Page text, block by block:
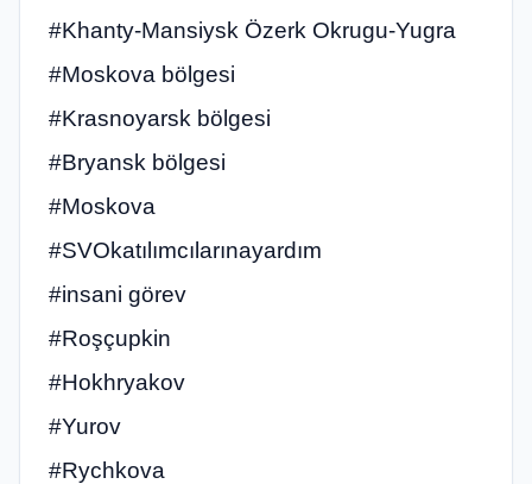
#Khanty-Mansiysk Özerk Okrugu-Yugra
#Moskova bölgesi
#Krasnoyarsk bölgesi
#Bryansk bölgesi
#Moskova
#SVOkatılımcılarınayardım
#insani görev
#Roşçupkin
#Hokhryakov
#Yurov
#Rychkova